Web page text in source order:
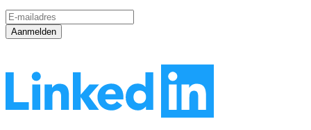
Aanmelden